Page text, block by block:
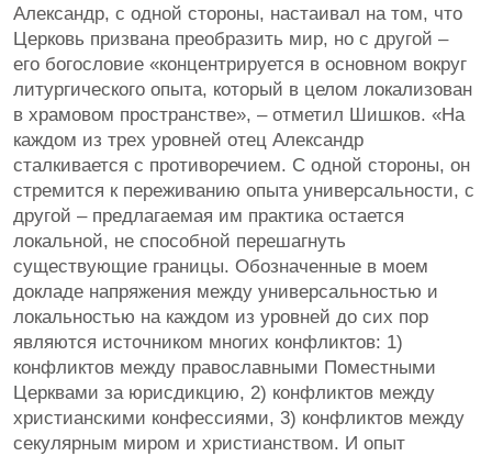
Александр, с одной стороны, настаивал на том, что
Церковь призвана преобразить мир, но с другой –
его богословие «концентрируется в основном вокруг
литургического опыта, который в целом локализован
в храмовом пространстве», – отметил Шишков. «На
каждом из трех уровней отец Александр
сталкивается с противоречием. С одной стороны, он
стремится к переживанию опыта универсальности, с
другой – предлагаемая им практика остается
локальной, не способной перешагнуть
существующие границы. Обозначенные в моем
докладе напряжения между универсальностью и
локальностью на каждом из уровней до сих пор
являются источником многих конфликтов: 1)
конфликтов между православными Поместными
Церквами за юрисдикцию, 2) конфликтов между
христианскими конфессиями, 3) конфликтов между
секулярным миром и христианством. И опыт